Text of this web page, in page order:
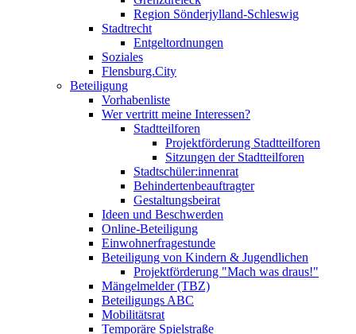
Region Sönderjylland-Schleswig
Stadtrecht
Entgeltordnungen
Soziales
Flensburg.City
Beteiligung
Vorhabenliste
Wer vertritt meine Interessen?
Stadtteilforen
Projektförderung Stadtteilforen
Sitzungen der Stadtteilforen
Stadtschüler:innenrat
Behindertenbeauftragter
Gestaltungsbeirat
Ideen und Beschwerden
Online-Beteiligung
Einwohnerfragestunde
Beteiligung von Kindern & Jugendlichen
Projektförderung "Mach was draus!"
Mängelmelder (TBZ)
Beteiligungs ABC
Mobilitätsrat
Temporäre Spielstraße